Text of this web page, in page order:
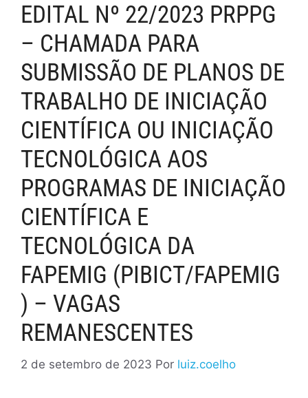
EDITAL Nº 22/2023 PRPPG
– CHAMADA PARA
SUBMISSÃO DE PLANOS DE
TRABALHO DE INICIAÇÃO
CIENTÍFICA OU INICIAÇÃO
TECNOLÓGICA AOS
PROGRAMAS DE INICIAÇÃO
CIENTÍFICA E
TECNOLÓGICA DA
FAPEMIG (PIBICT/FAPEMIG
) – VAGAS
REMANESCENTES
2 de setembro de 2023 Por luiz.coelho